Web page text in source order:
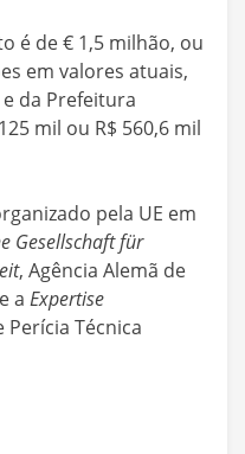
é de € 1,5 milhão, ou
em valores atuais,
da Prefeitura
mil ou R$ 560,6 mil
pela UE em
Gesellschaft für
, Agência Alemã de
a Expertise
Perícia Técnica